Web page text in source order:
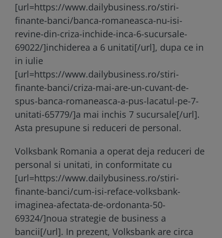
[url=https://www.dailybusiness.ro/stiri-
finante-banci/banca-romaneasca-nu-isi-
revine-din-criza-inchide-inca-6-sucursale-
69022/]inchiderea a 6 unitati[/url], dupa ce in
in iulie
[url=https://www.dailybusiness.ro/stiri-
finante-banci/criza-mai-are-un-cuvant-de-
spus-banca-romaneasca-a-pus-lacatul-pe-7-
unitati-65779/]a mai inchis 7 sucursale[/url].
Asta presupune si reduceri de personal.
Volksbank Romania a operat deja reduceri de
personal si unitati, in conformitate cu
[url=https://www.dailybusiness.ro/stiri-
finante-banci/cum-isi-reface-volksbank-
imaginea-afectata-de-ordonanta-50-
69324/]noua strategie de business a
bancii[/url]. In prezent, Volksbank are circa